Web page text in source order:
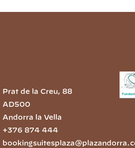
Prat de la Creu, 88
AD500
Andorra la Vella
+376 874 444